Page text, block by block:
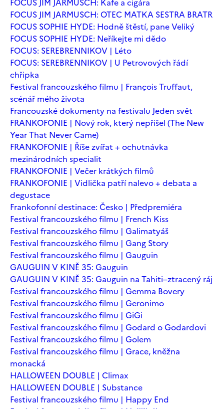
FOCUS JIM JARMUSCH: OTEC MATKA SESTRA BRATR
FOCUS SOPHIE HYDE: Hodně štěstí, pane Veliký
FOCUS SOPHIE HYDE: Neříkejte mi dědo
FOCUS: SEREBRENNIKOV | Léto
FOCUS: SEREBRENNIKOV | U Petrovových řádí
chřipka
Festival francouzského filmu | François Truffaut,
scénář mého života
Francouzské dokumenty na festivalu Jeden svět
FRANKOFONIE | Nový rok, který nepřišel (The New
Year That Never Came)
FRANKOFONIE | Říše zvířat + ochutnávka
mezinárodních specialit
FRANKOFONIE | Večer krátkých filmů
FRANKOFONIE | Vidlička patří nalevo + debata a
degustace
Frankofonní destinace: Česko | Předpremiéra
Festival francouzského filmu | French Kiss
Festival francouzského filmu | Galimatyáš
Festival francouzského filmu | Gang Story
Festival francouzského filmu | Gauguin
GAUGUIN V KINĚ 35: Gauguin
GAUGUIN V KINĚ 35: Gauguin na Tahiti–ztracený ráj
Festival francouzského filmu | Gemma Bovery
Festival francouzského filmu | Geronimo
Festival francouzského filmu | GiGi
Festival francouzského filmu | Godard o Godardovi
Festival francouzského filmu | Golem
Festival francouzského filmu | Grace, kněžna
monacká
HALLOWEEN DOUBLE | Climax
HALLOWEEN DOUBLE | Substance
Festival francouzského filmu | Happy End